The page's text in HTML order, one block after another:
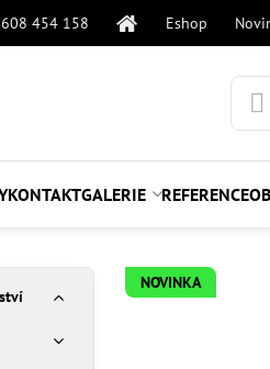
454 158 Eshop
KONTAKTGALERIE REFERENCE
NOVINKA